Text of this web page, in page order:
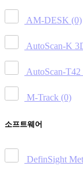
AM-DESK (0)
AutoScan-K
AutoScan-T42
M-Track (0)
소프트웨어
DefinSight